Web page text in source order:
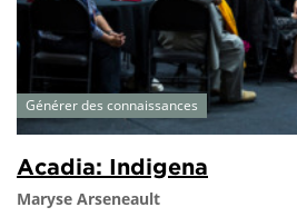
Générer des connaissances
Acadia: Indigena
Maryse Arseneault